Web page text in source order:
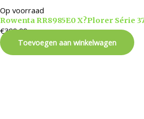
Op voorraad
Rowenta RR8985E0 X?Plorer Série
€399,99
Toevoegen aan winkelwagen